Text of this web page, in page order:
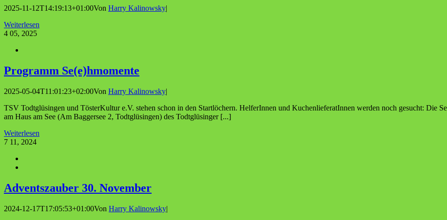
2025-11-12T14:19:13+01:00Von Harry Kalinowsky|
Weiterlesen
4 05, 2025
Pro­gramm Se(e)hmomente
2025-05-04T11:01:23+02:00Von Harry Kalinowsky|
TSV Todtglüsingen und TösterKultur e.V. stehen schon in den Startlöchern. HelferInnen und KuchenlieferatInnen werden noch gesucht: Die
am Haus am See (Am Baggersee 2, Todtglüsingen) des Todtglüsinger [...]
Weiterlesen
7 11, 2024
Advents­zau­ber 30. November
2024-12-17T17:05:53+01:00Von Harry Kalinowsky|